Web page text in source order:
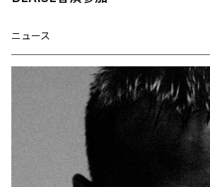
ニュース